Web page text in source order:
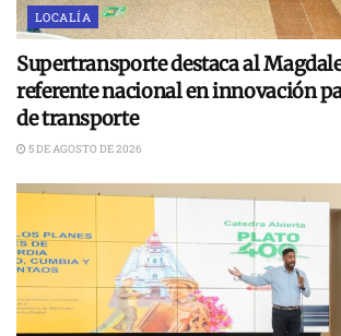
LOCALÍA
Supertransporte destaca al
referente nacional en innovación
de transporte
5 DE AGOSTO DE 2026